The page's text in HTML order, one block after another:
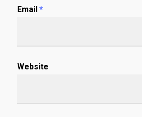
Email *
Website